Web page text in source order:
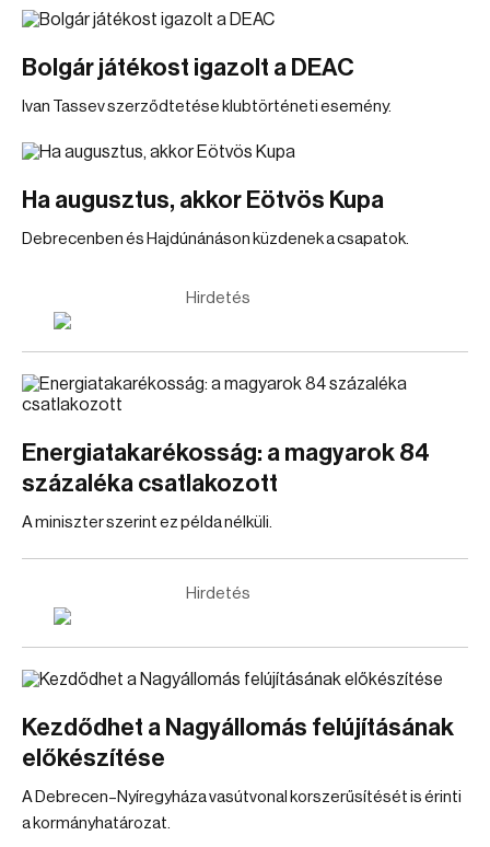
Bolgár játékost igazolt a DEAC
Ivan Tassev szerződtetése klubtörténeti esemény.
Ha augusztus, akkor Eötvös Kupa
Debrecenben és Hajdúnánáson küzdenek a csapatok.
Hirdetés
Energiatakarékosság: a magyarok 84
százaléka csatlakozott
A miniszter szerint ez példa nélküli.
Hirdetés
Kezdődhet a Nagyállomás felújításának
előkészítése
A Debrecen–Nyíregyháza vasútvonal korszerűsítését is érinti
a kormányhatározat.